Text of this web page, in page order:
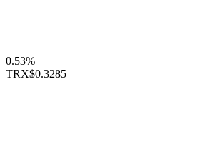
0.53%
TRX$0.3285